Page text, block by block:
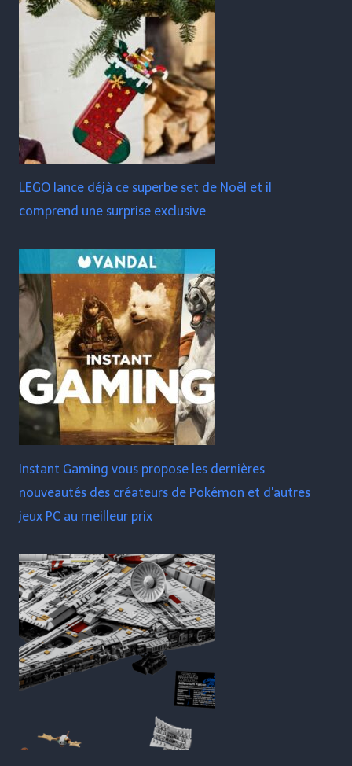
LEGO lance déjà ce superbe set de Noël et il
comprend une surprise exclusive
Instant Gaming vous propose les dernières
nouveautés des créateurs de Pokémon et d'autres
jeux PC au meilleur prix